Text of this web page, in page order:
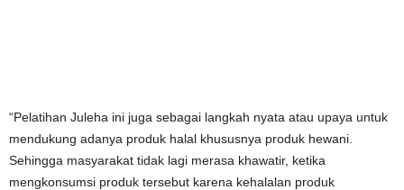
“Pelatihan Juleha ini juga sebagai langkah nyata atau upaya untuk
mendukung adanya produk halal khususnya produk hewani.
Sehingga masyarakat tidak lagi merasa khawatir, ketika
mengkonsumsi produk tersebut karena kehalalan produk